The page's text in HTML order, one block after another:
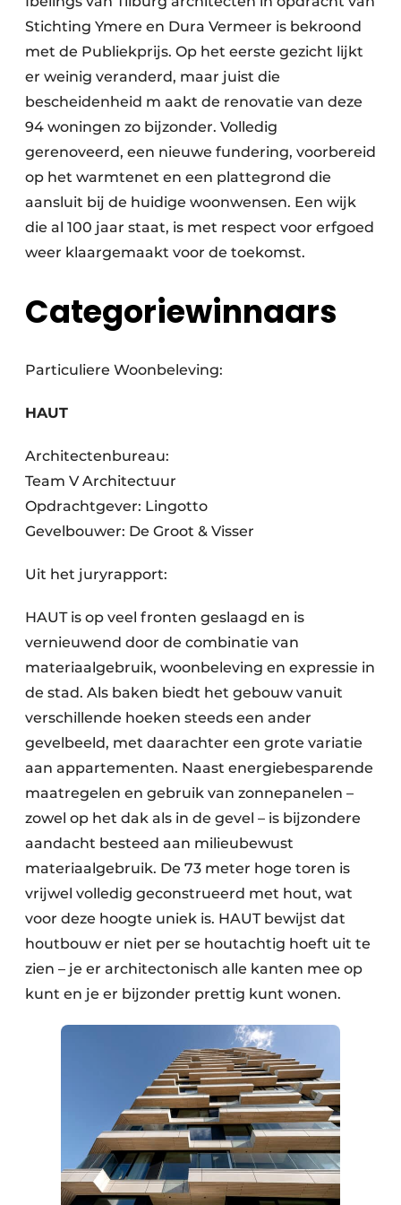
Stichting Ymere en Dura Vermeer is bekroond
met de Publiekprijs. Op het eerste gezicht lijkt
er weinig veranderd, maar juist die
bescheidenheid m aakt de renovatie van deze
94 woningen zo bijzonder. Volledig
gerenoveerd, een nieuwe fundering, voorbereid
op het warmtenet en een plattegrond die
aansluit bij de huidige woonwensen. Een wijk
die al 100 jaar staat, is met respect voor erfgoed
weer klaargemaakt voor de toekomst.
Categoriewinnaars
Particuliere Woonbeleving:
HAUT
Architectenbureau:
Team V Architectuur
Opdrachtgever: Lingotto
Gevelbouwer: De Groot & Visser
Uit het juryrapport:
HAUT is op veel fronten geslaagd en is
vernieuwend door de combinatie van
materiaalgebruik, woonbeleving en expressie in
de stad. Als baken biedt het gebouw vanuit
verschillende hoeken steeds een ander
gevelbeeld, met daarachter een grote variatie
aan appartementen. Naast energiebesparende
maatregelen en gebruik van zonnepanelen –
zowel op het dak als in de gevel – is bijzondere
aandacht besteed aan milieubewust
materiaalgebruik. De 73 meter hoge toren is
vrijwel volledig geconstrueerd met hout, wat
voor deze hoogte uniek is. HAUT bewijst dat
houtbouw er niet per se houtachtig hoeft uit te
zien – je er architectonisch alle kanten mee op
kunt en je er bijzonder prettig kunt wonen.